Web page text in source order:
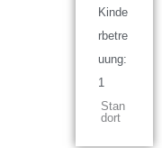
Kinde
rbetre
uung:
1
Stan
dort